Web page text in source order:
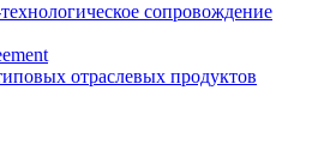
сопровождение
отраслевых продуктов